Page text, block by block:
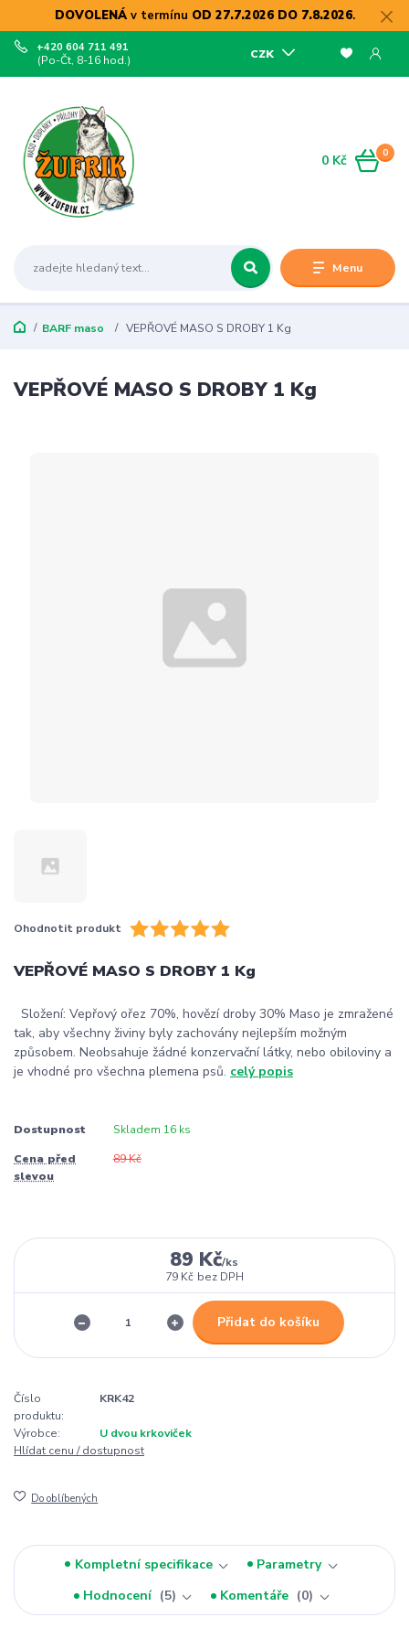
DOVOLENÁv termínu OD 27.7.2026 DO 7.8.2026.
Menu
CZK
+420 604 711 491
(Po-Čt, 8-16 hod.)
0
0 Kč
BARF maso VEPŘOVÉ MASO S DROBY 1 Kg
VEPŘOVÉ MASO S DROBY 1 Kg
Ohodnotit produkt
VEPŘOVÉ MASO S DROBY 1 Kg
Složení: Vepřový ořez 70%, hovězí droby 30% Maso je zmražené
tak, aby všechny živiny byly zachovány nejlepším možným
způsobem. Neobsahuje žádné konzervační látky, nebo obiloviny a
je vhodné pro všechna plemena psů. celý popis
Dostupnost Skladem 16 ks
Cena před
slevou
89 Kč
89 Kč/ks
79 Kč bez DPH
Přidat do košíku
Číslo
produktu:
KRK42
Výrobce:
U dvou krkoviček
Hlídat cenu / dostupnost
Do oblíbených
Kompletní specifikace
Parametry
Hodnocení
5 Komentáře 0